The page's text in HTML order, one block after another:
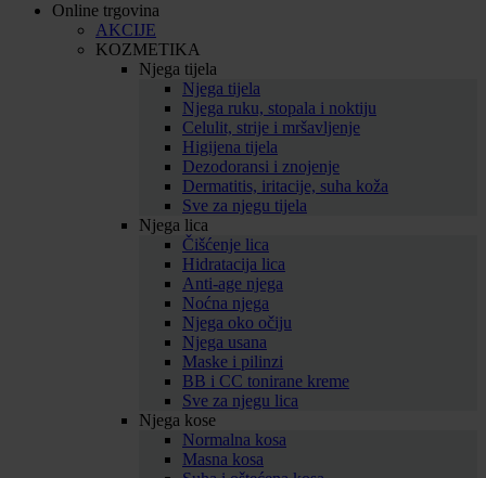
Online trgovina
AKCIJE
KOZMETIKA
Njega tijela
Njega tijela
Njega ruku, stopala i noktiju
Celulit, strije i mršavljenje
Higijena tijela
Dezodoransi i znojenje
Dermatitis, iritacije, suha koža
Sve za njegu tijela
Njega lica
Čišćenje lica
Hidratacija lica
Anti-age njega
Noćna njega
Njega oko očiju
Njega usana
Maske i pilinzi
BB i CC tonirane kreme
Sve za njegu lica
Njega kose
Normalna kosa
Masna kosa